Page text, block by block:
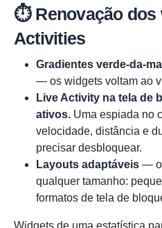
⏱️ Renovação dos
Activities
Gradientes verde-da-
— os widgets voltam ao
Live Activity na tela de
ativos. Uma espiada no
velocidade, distância e
precisar desbloquear.
Layouts adaptáveis —
qualquer tamanho:
formatos de tela de